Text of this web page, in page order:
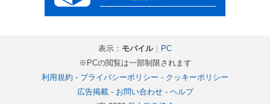
表示： モバイル｜
PC
※PCの閲覧は一部制限されます
利用規約 - プライバシーポリシー - クッキーポリシー
広告掲載- お問い合わせ- ヘルプ